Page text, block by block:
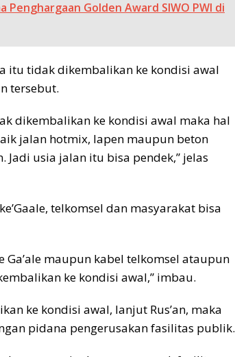
Penghargaan Golden Award SIWO PWI di
itu tidak dikembalikan ke kondisi awal
tersebut.
dikembalikan ke kondisi awal maka hal
jalan hotmix, lapen maupun beton
usia jalan itu bisa pendek,” jelas
telkomsel dan masyarakat bisa
Ga’ale maupun kabel telkomsel ataupun
ke kondisi awal,” imbau.
ke kondisi awal, lanjut Rus’an, maka
pidana pengerusakan fasilitas publik.